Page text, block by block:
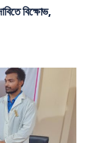
বিক্ষোভ,